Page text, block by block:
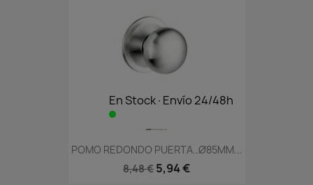
En Stock·Envío 24/48h
POMO REDONDO PUERTA..Ø85MM...
8,48 € 5,94 €